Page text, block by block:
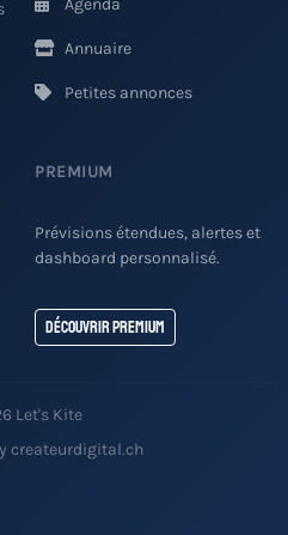
Agenda
Annuaire
Petites annonces
PREMIUM
Prévisions étendues, alertes et
dashboard personnalisé.
Découvrir Premium
Let's Kite
createurdigital.ch